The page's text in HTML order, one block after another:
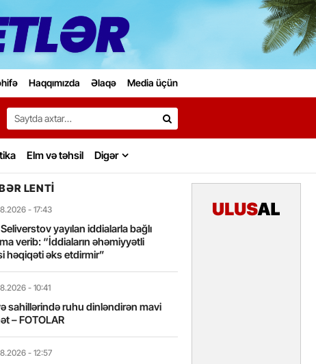
Haqqımızda Əlaqə Media üçün
Search…
Elm və təhsil Digər
LENTI
- 17:43
yayılan iddialarla bağlı
verib: “İddiaların əhəmiyyətli
həqiqəti əks etdirmir”
- 10:41
sahillərində ruhu dinləndirən mavi
– FOTOLAR
- 12:57